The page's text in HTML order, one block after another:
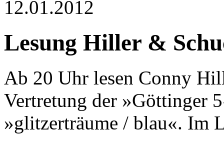
12.01.2012
Lesung Hiller &
Ab 20 Uhr lesen Conny
Vertretung der »Göttinger
»glitzerträume / blau«. Im